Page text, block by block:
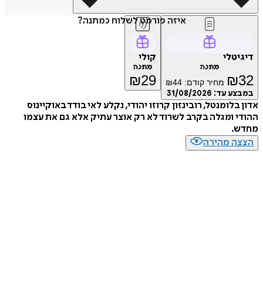
איזה פורמט לשלוח כמתנה?
דיגיטלי
מתנה
₪32 מחיר קודם: ₪44
במבצע עד: 31/08/2026
קולי
מתנה
₪29
אדון בלומנטל, רובינזון קרוזו יהודי, נקלע לאי בודד באוקיינוס
ההודי ומגלה בקרב לשרוד לא רק אוצר עתיק אלא גם את עצמו
מחדש.
הצצה מהירה